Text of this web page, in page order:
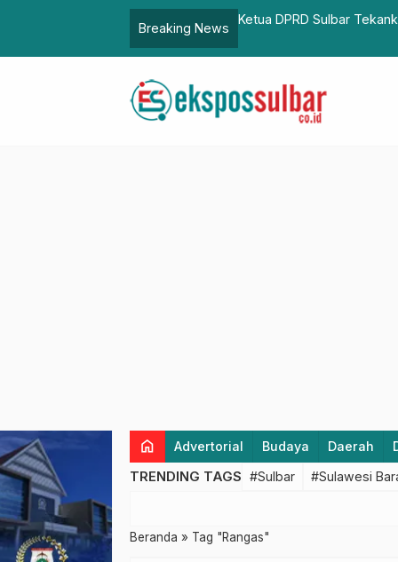
Breaking News
Sulbar Tekankan Peran Pemerintah Pusat dalam Panen Raya
home Advertorial Budaya Daerah
TRENDING TAGS #Sulbar #Sulawesi
Beranda » Tag "Rangas"